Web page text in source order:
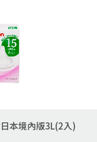
本境內版3L(2入)